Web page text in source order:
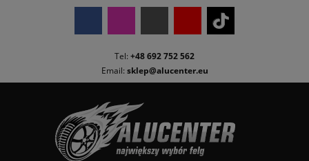
Tel: +48 692 752 562
Email: sklep@alucenter.eu